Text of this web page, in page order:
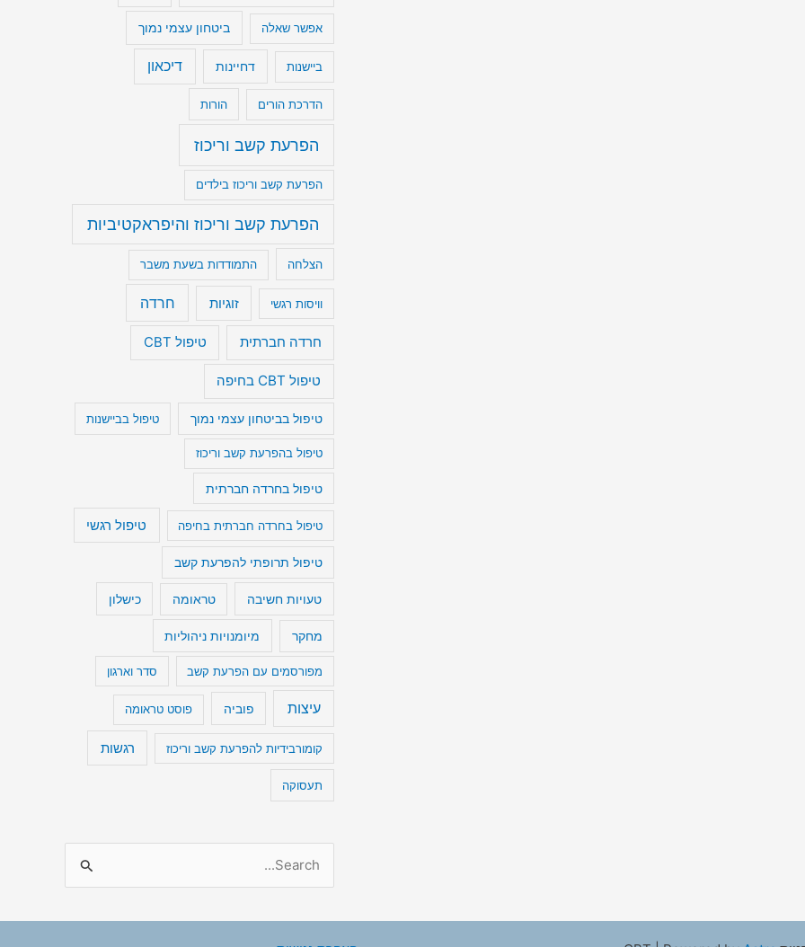
אפשר שאלה ביטחון עצמי נמוך
ביישנות דחיינות דיכאון
הדרכת הורים הורות
הפרעת קשב וריכוז
הפרעת קשב וריכוז בילדים
הפרעת קשב וריכוז והיפראקטיביות
הצלחה התמודדות בשעת משבר
וויסות רגשי זוגיות חרדה
חרדה חברתית טיפול CBT
טיפול CBT בחיפה
טיפול בביטחון עצמי נמוך טיפול בביישנות
טיפול בהפרעת קשב וריכוז
טיפול בחרדה חברתית
טיפול בחרדה חברתית בחיפה טיפול רגשי
טיפול תרופתי להפרעת קשב
טעויות חשיבה טראומה כישלון
מחקר מיומנויות ניהוליות
מפורסמים עם הפרעת קשב סדר וארגון
עיצות פוביה פוסט טראומה
קומורבידיות להפרעת קשב וריכוז רגשות
תעסוקה
a